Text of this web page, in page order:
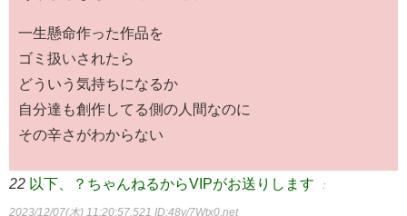
一生懸命作った作品を
ゴミ扱いされたら
どういう気持ちになるか
自分達も創作してる側の人間なのに
その辛さがわからない
22 以下、？ちゃんねるからVIPがお送りします ：
2023/12/07(木) 11:20:57.521 ID:48y/7Wtx0.net